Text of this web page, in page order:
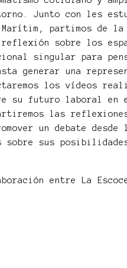
Junto con les
partimos de la
sobre los
singular para
generar una
los vídeos
su futuro laboral en
las
un debate
sobre sus
entre La